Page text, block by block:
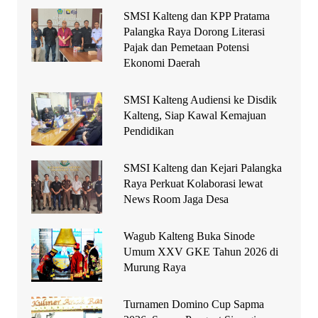
SMSI Kalteng dan KPP Pratama
Palangka Raya Dorong Literasi
Pajak dan Pemetaan Potensi
Ekonomi Daerah
SMSI Kalteng Audiensi ke Disdik
Kalteng, Siap Kawal Kemajuan
Pendidikan
SMSI Kalteng dan Kejari Palangka
Raya Perkuat Kolaborasi lewat
News Room Jaga Desa
Wagub Kalteng Buka Sinode
Umum XXV GKE Tahun 2026 di
Murung Raya
Turnamen Domino Cup Sapma